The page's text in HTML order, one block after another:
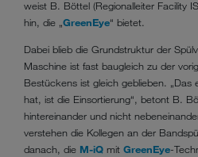
weist B. Böttel (Regionalleiter Facility
hin, die „GreenEye“ bietet.
Dabei blieb die Grundstruktur der
Maschine ist fast baugleich zu der
Bestückens ist gleich geblieben. „Das
hat, ist die Einsortierung“, betont B.
hintereinander und nicht
verstehen die Kollegen an der
danach, die M-iQ mit GreenEye-